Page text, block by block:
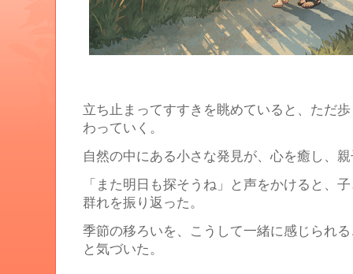
立ち止まってすすきを眺めていると、ただ
わっていく。
自然の中にある小さな発見が、心を癒し、
「また明日も探そうね」と声をかけると、
群れを振り返った。
季節の移ろいを、こうして一緒に感じられ
と気づいた。